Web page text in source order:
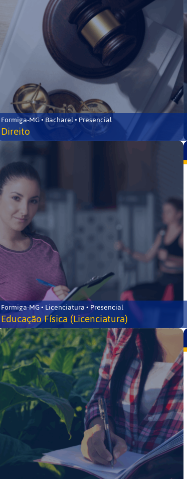
Formiga-MG • Bacharel • Presencial
Direito
Formiga-MG • Licenciatura • Presencial
Educação Física (Licenciatura)